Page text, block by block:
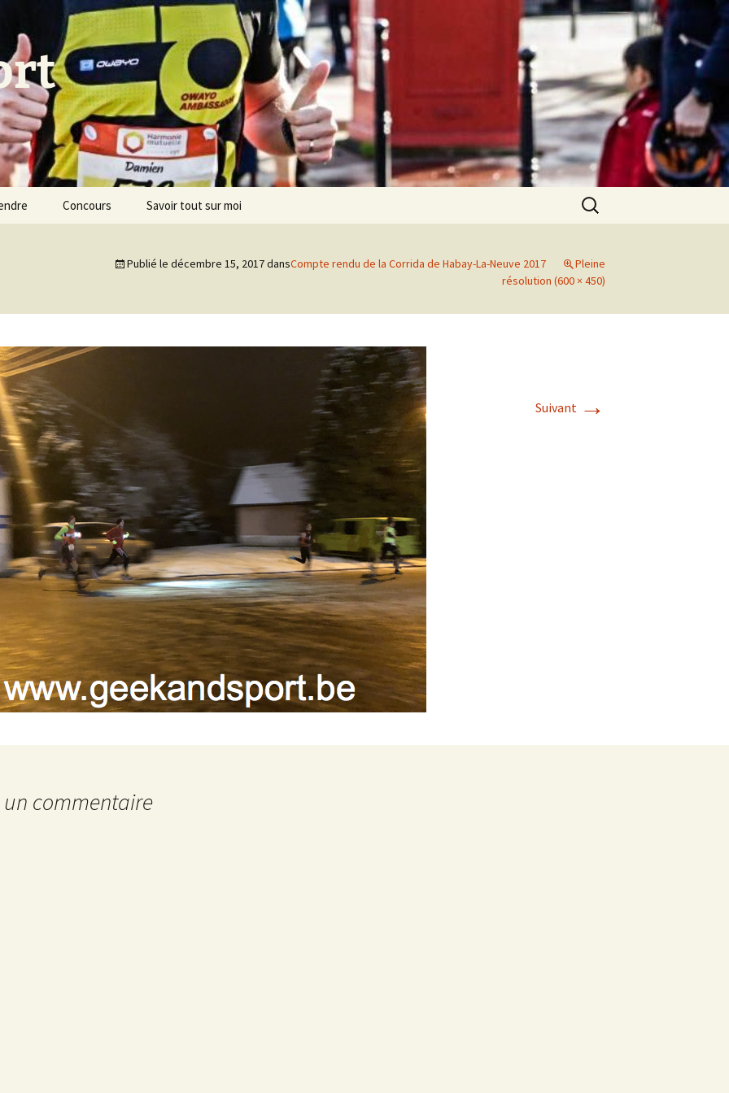
Concours Savoir tout sur moi
Rechercher :
Publié le décembre 15, 2017dansCompte rendu de la Corrida de Habay-La-Neuve 2017
Pleine
résolution (600 × 450)
Suivant →
un commentaire